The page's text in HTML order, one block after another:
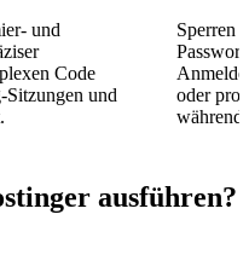
und
Code
und
Sperren
oder
während
ausführen?